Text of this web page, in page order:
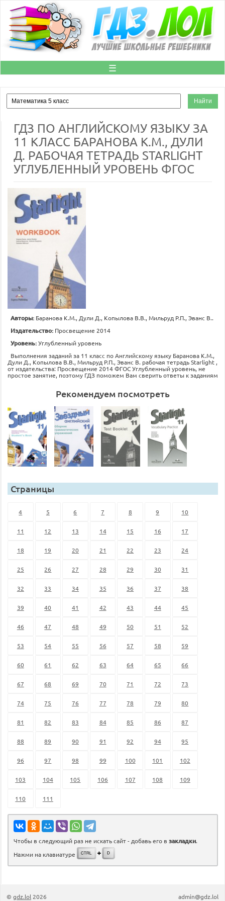
☰
ГДЗ ПО АНГЛИЙСКОМУ ЯЗЫКУ ЗА
11 КЛАСС БАРАНОВА К.М., ДУЛИ
Д. РАБОЧАЯ ТЕТРАДЬ STARLIGHT
УГЛУБЛЕННЫЙ УРОВЕНЬ ФГОС
Авторы: Баранова К.М., Дули Д., Копылова В.В., Мильруд Р.П., Эванс В..
Издательство: Просвещение 2014
Уровень:Углубленный уровень
Выполнения заданий за 11 класс по Английскому языку Баранова К.М.,
Дули Д., Копылова В.В., Мильруд Р.П., Эванс В. рабочая тетрадь Starlight ,
от издательства: Просвещение 2014 ФГОС Углубленный уровень, не
простое занятие, поэтому ГДЗ поможем Вам сверить ответы к заданиям
Рекомендуем посмотреть
Страницы
4 5 6 7 8 9 10
11 12 13 14 15 16 17
18 19 20 21 22 23 24
25 26 27 28 29 30 31
32 33 34 35 36 37 38
39 40 41 42 43 44 45
46 47 48 49 50 51 52
53 54 55 56 57 58 59
60 61 62 63 64 65 66
67 68 69 70 71 72 73
74 75 76 77 78 79 80
81 82 83 84 85 86 87
88 89 90 91 92 94 95
96 97 98 99 100 101 102
103 104 105 106 107 108 109
110 111
Чтобы в следующий раз не искать сайт - добавь его в закладки.
Нажми на клавиатуре
© gdz.lol 2026 admin@gdz.lol